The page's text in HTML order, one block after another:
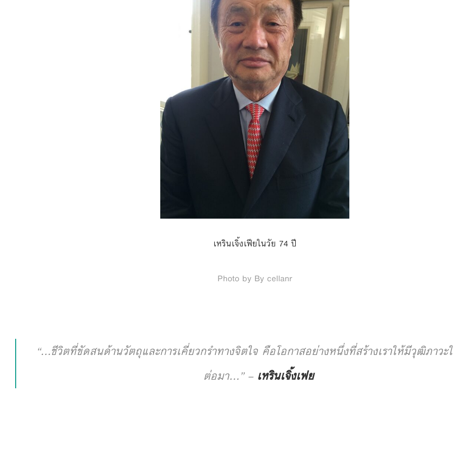
เหรินเจิ้งเฟียในวัย 74 ปี
Photo by By cellanr
“…ชีวิตที่ขัดสนด้านวัตถุและการเคี่ยวกรำทางจิตใจ คือโอกาสอย่างหนึ่งที่สร้างเราให้มีวุฒิภาวะ
ต่อมา…”– เหรินเจิ้งเฟย